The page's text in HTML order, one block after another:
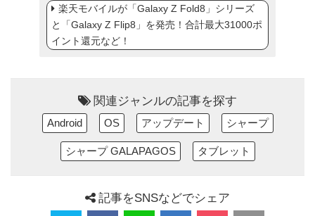
楽天モバイルが「Galaxy Z Fold8」シリーズ
と「Galaxy Z Flip8」を発売！合計最大31000ポ
イント還元など！
関連ジャンルの記事を探す
Android OS アップデート シャープ
シャープ GALAPAGOS タブレット
記事をSNSなどでシェア